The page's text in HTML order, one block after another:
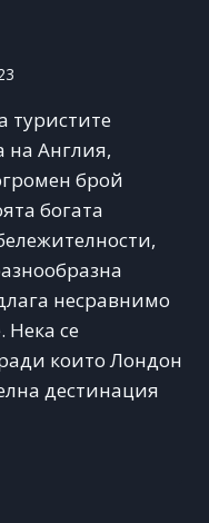
туристите
на Англия,
брой
богата
несравнимо
Нека се
които Лондон
дестинация